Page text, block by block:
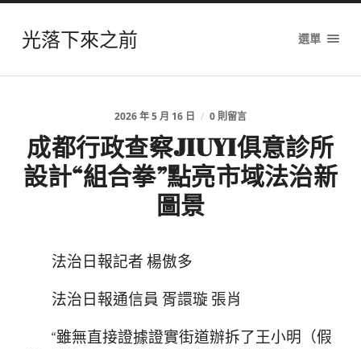
光落下來之前 選單
2026 年 5 月 16 日 / 0 則留言
成都行政查察JIUYI俱意診所
設計“組合拳”點亮市域法治新
圖景
法治日報記者 楊傲多
法治日報通信員 胥譞璇 張肖
“雖無直接證據證實街道辦拆了王小明（假